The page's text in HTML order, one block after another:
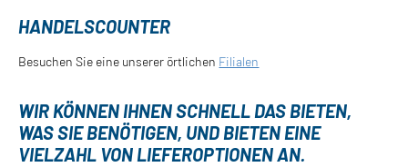
HANDELSCOUNTER
Besuchen Sie eine unserer örtlichen Filialen
WIR KÖNNEN IHNEN SCHNELL DAS BIETEN,
WAS SIE BENÖTIGEN, UND BIETEN EINE
VIELZAHL VON LIEFEROPTIONEN AN.